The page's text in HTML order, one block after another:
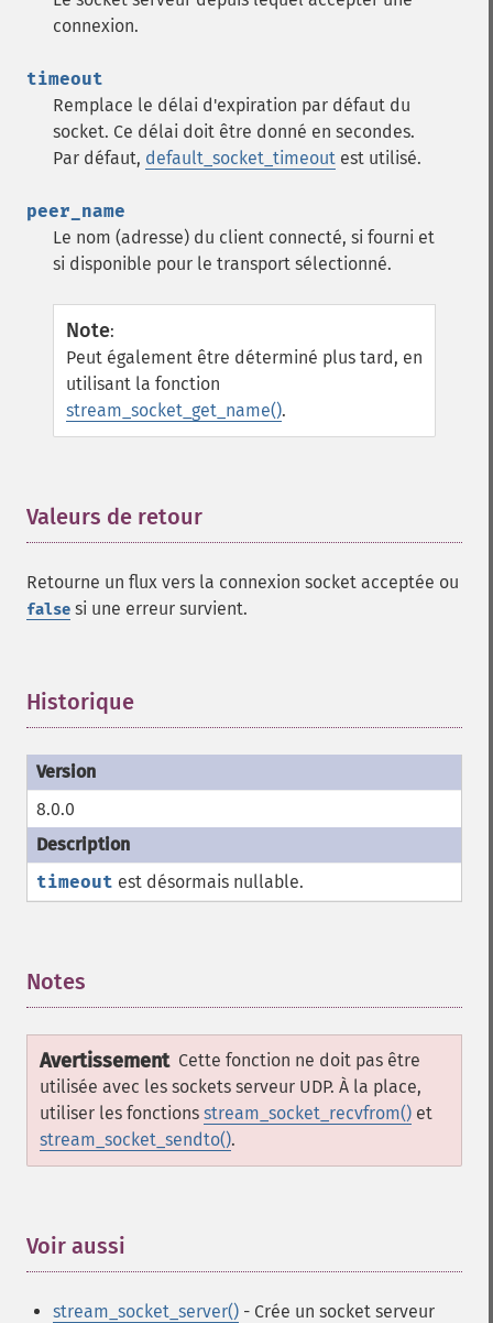
connexion.
timeout
Remplace le délai d'expiration par défaut du
socket. Ce délai doit être donné en secondes.
Par défaut, default_socket_timeout est utilisé.
peer_name
Le nom (adresse) du client connecté, si fourni et
si disponible pour le transport sélectionné.
Note:
Peut également être déterminé plus tard, en
utilisant la fonction
stream_socket_get_name().
Valeurs de retour
Retourne un flux vers la connexion socket acceptée ou
false si une erreur survient.
Historique
8.0.0
timeout est désormais nullable.
Notes
Avertissement Cette fonction ne doit pas être
utilisée avec les sockets serveur UDP. À la place,
utiliser les fonctions stream_socket_recvfrom() et
stream_socket_sendto().
Voir aussi
stream_socket_server() - Crée un socket serveur